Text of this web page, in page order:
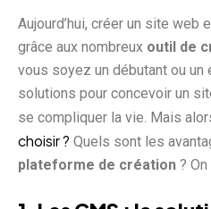
Aujourd’hui, créer un site web
grâce aux nombreux outil de
vous soyez un débutant ou
solutions pour concevoir un
se compliquer la vie. Mais
choisir ? Quels sont les
plateforme de création ?